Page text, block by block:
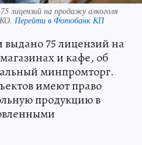
лицензий на продажу алкоголя
Перейти в Фотобанк КП
выдано 75 лицензий на
и кафе, об
минпромторг.
имеют право
продукцию в